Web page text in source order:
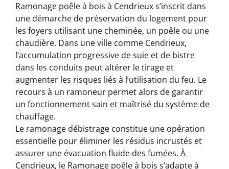
Ramonage poêle à bois à Cendrieux s’inscrit dans
une démarche de préservation du logement pour
les foyers utilisant une cheminée, un poêle ou une
chaudière. Dans une ville comme Cendrieux,
l’accumulation progressive de suie et de bistre
dans les conduits peut altérer le tirage et
augmenter les risques liés à l’utilisation du feu. Le
recours à un ramoneur permet alors de garantir
un fonctionnement sain et maîtrisé du système de
chauffage.
Le ramonage débistrage constitue une opération
essentielle pour éliminer les résidus incrustés et
assurer une évacuation fluide des fumées. À
Cendrieux, le Ramonage poêle à bois s’adapte à